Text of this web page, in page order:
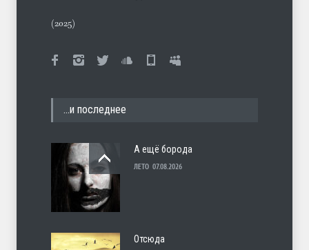
(2025)
…и последнее
А ещё борода
ЛЕТО 07.08.2026
Отсюда